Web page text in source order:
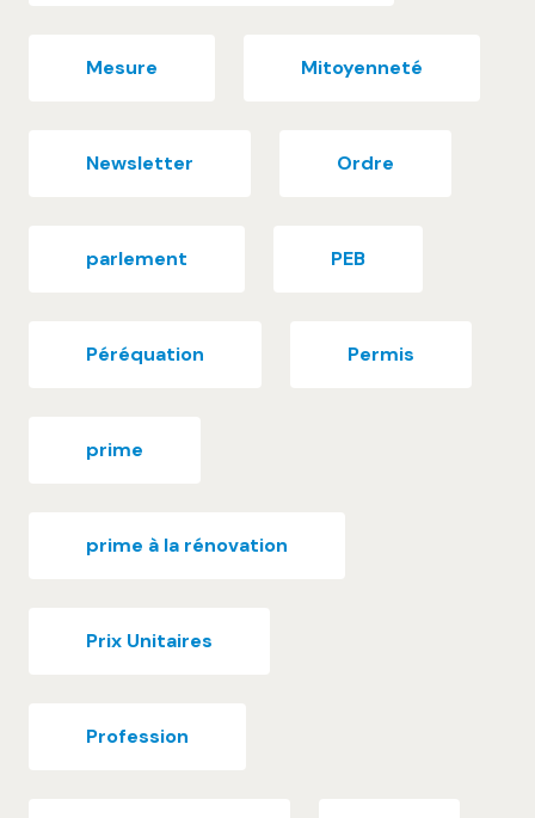
Mesure Mitoyenneté
Newsletter Ordre
parlement PEB
Péréquation Permis
prime
prime à la rénovation
Prix Unitaires
Profession